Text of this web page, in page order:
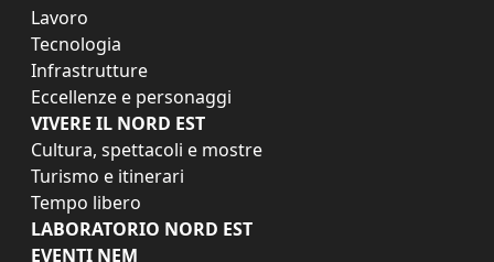
Lavoro
Tecnologia
Infrastrutture
Eccellenze e personaggi
VIVERE IL NORD EST
Cultura, spettacoli e mostre
Turismo e itinerari
Tempo libero
LABORATORIO NORD EST
EVENTI NEM